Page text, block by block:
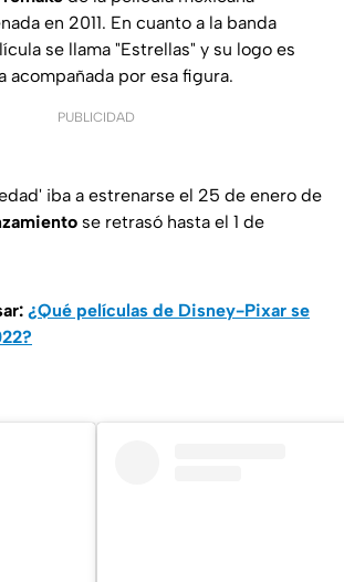
en 2011. En cuanto a la banda
se llama "Estrellas" y su logo es
acompañada por esa figura.
PUBLICIDAD
iba a estrenarse el 25 de enero de
se retrasó hasta el 1 de
¿Qué películas de Disney-Pixar se